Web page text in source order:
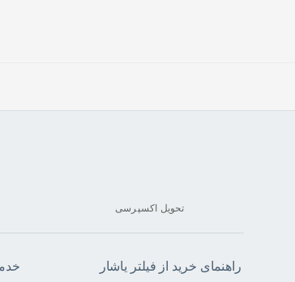
تحویل اکسپرسی
راهنمای خرید از فیلتر یاشار